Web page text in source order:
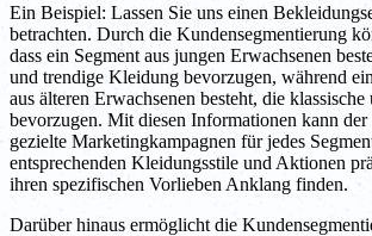
Ein Beispiel: Lassen Sie uns einen
betrachten. Durch die Kundensegmentierung
dass ein Segment aus jungen Erwachsenen
und trendige Kleidung bevorzugen, während
aus älteren Erwachsenen besteht, die
bevorzugen. Mit diesen Informationen kann
gezielte Marketingkampagnen für jedes
entsprechenden Kleidungsstile und Aktionen
ihren spezifischen Vorlieben Anklang finden.
Darüber hinaus ermöglicht die